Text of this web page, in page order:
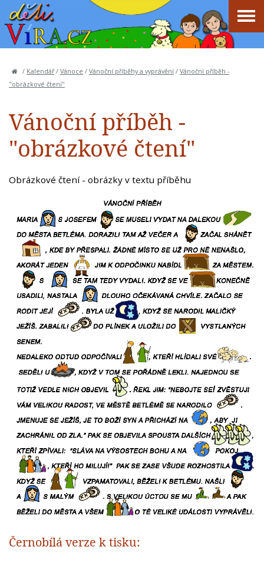
/ Kalendář / Vánoce / Vánoční příběhy a vyprávění / Vánoční příběh -
"obrázkové čtení"
Vánoční příběh -
"obrázkové čtení"
Obrázkové čtení - obrázky v textu příběhu
Černobílá verze k tisku: